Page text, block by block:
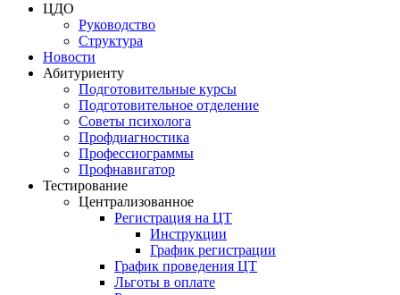
ЦДО
Руководство
Структура
Новости
Абитуриенту
Подготовительные курсы
Подготовительное отделение
Советы психолога
Профдиагностика
Профессиограммы
Профнавигатор
Тестирование
Централизованное
Регистрация на ЦТ
Инструкции
График регистрации
График проведения ЦТ
Льготы в оплате